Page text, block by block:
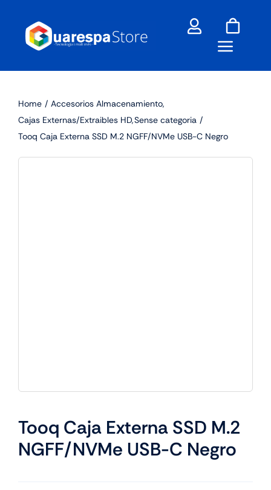
content
Home
Accesorios Almacenamiento
Cajas Externas/Extraibles HD Sense categoria
Tooq Caja Externa SSD M.2 NGFF/NVMe USB-C Negro
Tooq Caja Externa SSD M.2
NGFF/NVMe USB-C Negro